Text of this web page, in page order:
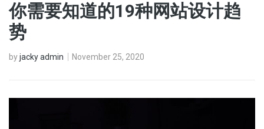
你需要知道的19种网站设计趋
势
byjacky admin November 25, 2020